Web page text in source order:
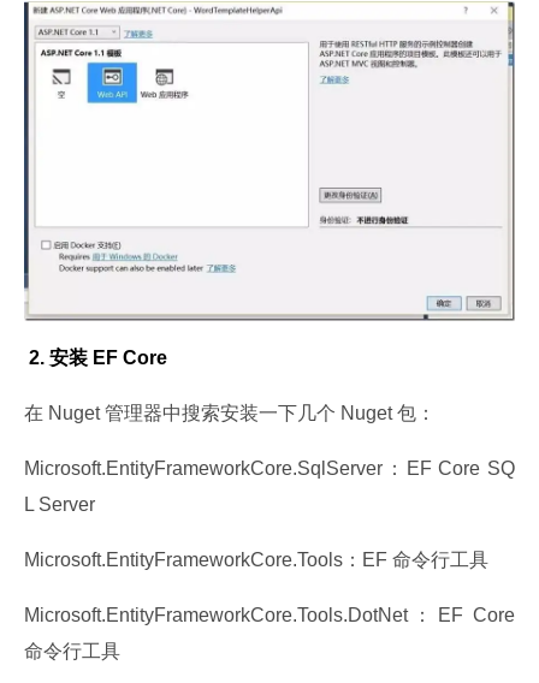
2. 安装 EF Core
在 Nuget 管理器中搜索安装一下几个 Nuget 包：
Microsoft.EntityFrameworkCore.SqlServer：EF Core SQ
L Server
Microsoft.EntityFrameworkCore.Tools：EF 命令行工具
Microsoft.EntityFrameworkCore.Tools.DotNet：EF Core
命令行工具